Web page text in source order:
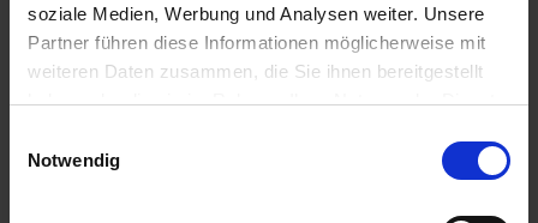
soziale Medien, Werbung und Analysen weiter. Unsere
Partner führen diese Informationen möglicherweise mit
weiteren Daten zusammen, die Sie ihnen bereitgestellt
haben oder die sie im Rahmen Ihrer Nutzung der Dienste
Cookies, wenn Sie unsere Webseite weiterhin nutzen.
Notwendig
Merken Bewerten
Artikel Nr.: 17810070
"K" Logo. 13 x 7cm. Eine gute Nachricht für alle Besitzer und